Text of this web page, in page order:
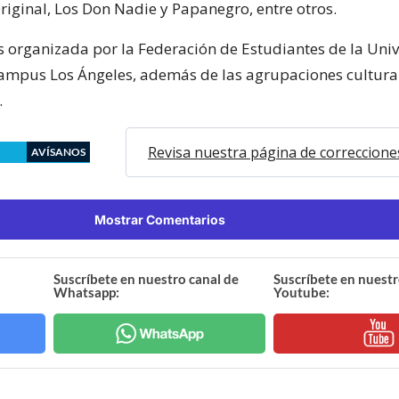
Los Don Nadie y Papanegro, entre otros.
organizada por la Federación de Estudiantes de la
Los Ángeles, además de las agrupaciones
AVÍSANOS Revisa nuestra página de
Mostrar Comentarios
Suscríbete en nuestro canal de
Whatsapp:
Suscríbete en
Youtube: